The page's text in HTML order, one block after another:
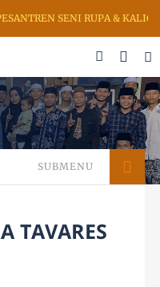
RUPA & KALIGRAFI AL
SUBMENU
TAVARES